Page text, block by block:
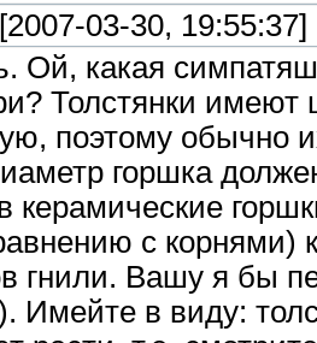
03-30, 19:55:37]
Ой, какая
Толстянки
поэтому обычно
горшка
керамические
с корнями)
гнили. Вашу я бы
Имейте в виду: